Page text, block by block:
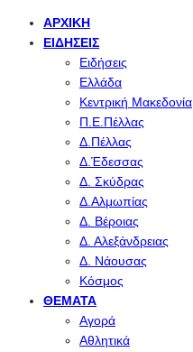
ΑΡΧΙΚΉ
ΕΙΔΉΣΕΙΣ
Ειδήσεις
Ελλάδα
Κεντρική Μακεδονία
Π.Ε.Πέλλας
Δ.Πέλλας
Δ.Έδεσσας
Δ. Σκύδρας
Δ.Αλμωπίας
Δ. Βέροιας
Δ. Αλεξάνδρειας
Δ. Νάουσας
Κόσμος
ΘΈΜΑΤΑ
Αγορά
Αθλητικά